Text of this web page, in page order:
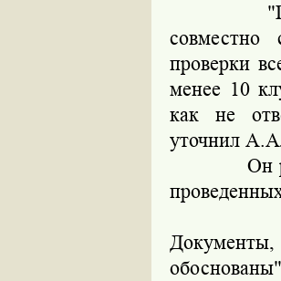
проверки
менее 10
как не
уточнил
Он